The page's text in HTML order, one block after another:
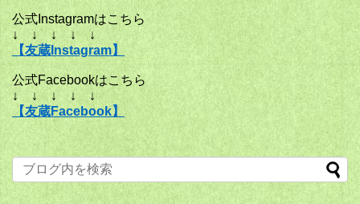
公式Instagramはこちら
↓ ↓ ↓ ↓ ↓
【友蔵Instagram】
公式Facebookはこちら
↓ ↓ ↓ ↓ ↓
【友蔵Facebook】